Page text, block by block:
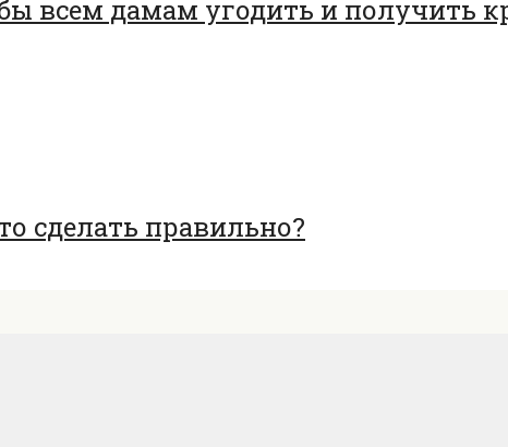
всем дамам угодить и получить
сделать правильно?